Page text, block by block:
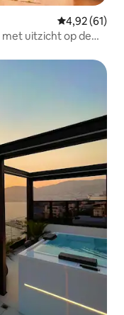
Gemiddelde
4,92 (61)
met uitzicht op de